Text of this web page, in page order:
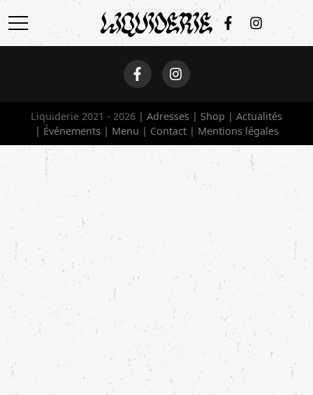
SHOP
ACTUALITÉS
ÉVÉNEMENTS
MENU
CONTACT
Liquiderie 2021 - 2026 Adresses Shop
Actualités
Événements
Menu Contact Mentions légales